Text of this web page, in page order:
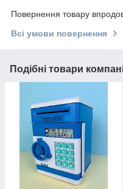
Повернення товару
Всі умови повернення
Подібні товари